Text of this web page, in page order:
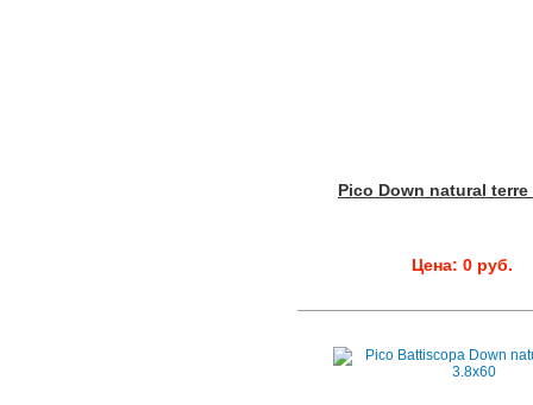
Pico Down natural terre
Цена: 0 руб.